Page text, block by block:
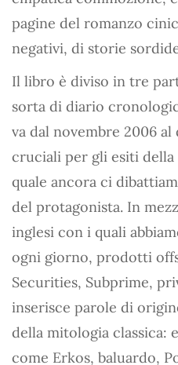
pagine del romanzo
negativi, di storie
Il libro è diviso in tre
sorta di diario
va dal novembre 2006
cruciali per gli esiti
quale ancora ci
del protagonista. In
inglesi con i quali
ogni giorno, prodotti
Securities, Subprime,
inserisce parole di
della mitologia classica:
come Erkos, baluardo,